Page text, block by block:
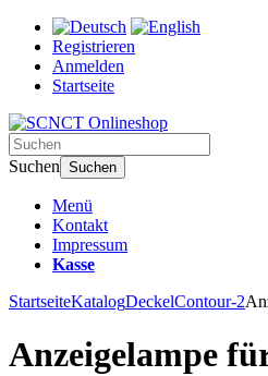
Registrieren
Anmelden
Startseite
Suchen Suchen
Menü
Kontakt
Impressum
Kasse
StartseiteKatalogDeckelContour-2
Anzeigelampe